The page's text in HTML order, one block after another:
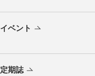
イベント
定期誌